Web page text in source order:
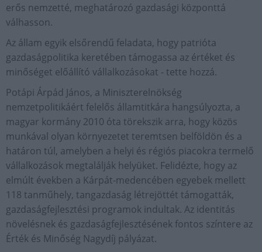
erős nemzetté, meghatározó gazdasági központtá
válhasson.
Az állam egyik elsőrendű feladata, hogy patrióta
gazdaságpolitika keretében támogassa az értéket és
minőséget előállító vállalkozásokat - tette hozzá.
Potápi Árpád János, a Miniszterelnökség
nemzetpolitikáért felelős államtitkára hangsúlyozta, a
magyar kormány 2010 óta törekszik arra, hogy közös
munkával olyan környezetet teremtsen belföldön és a
határon túl, amelyben a helyi és régiós piacokra termelő
vállalkozások megtalálják helyüket. Felidézte, hogy az
elmúlt években a Kárpát-medencében egyebek mellett
118 tanműhely, tangazdaság létrejöttét támogatták,
gazdaságfejlesztési programok indultak. Az identitás
növelésnek és gazdaságfejlesztésének fontos színtere az
Érték és Minőség Nagydíj pályázat.